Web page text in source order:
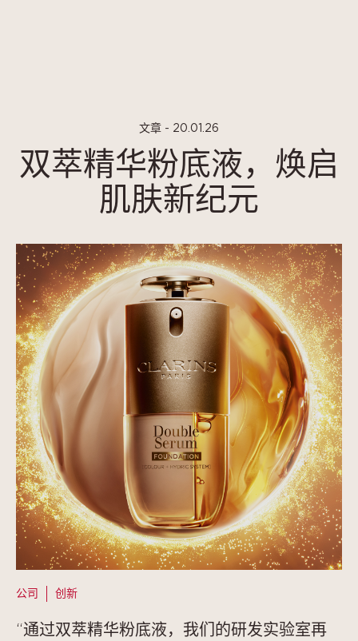
文章 - 20.01.26
双萃精华粉底液，焕启
肌肤新纪元
公司 创新
“通过双萃精华粉底液，我们的研发实验室再